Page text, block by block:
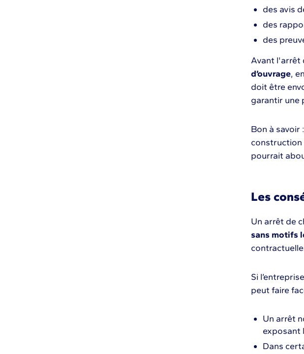
des avis
des
des
Avant l'arrêt
d’ouvrage,
doit être
garantir une
Bon à savoir
construction
pourrait
Les
Un arrêt de
sans motifs
Si
peut faire
Un arrêt
exposant
Dans